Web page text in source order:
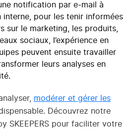
notification par e-mail à
interne, pour les tenir informées
sur le marketing, les produits,
sociaux, l’expérience en
peuvent ensuite travailler
leurs analyses en
modérer et gérer les
Découvrez notre
SKEEPERS pour faciliter votre